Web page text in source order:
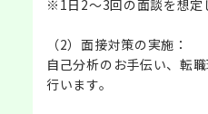
※1日2～3回の面談を想定
（2）面接対策の実施：
自己分析のお手伝い、転
行います。